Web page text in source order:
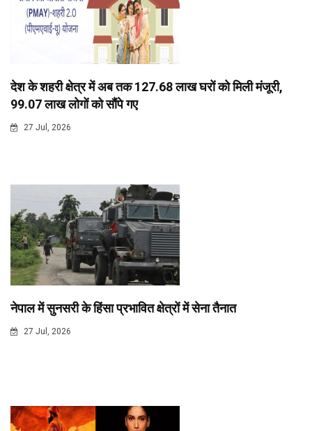
देश के शहरी क्षेत्र में अब तक 127.68 लाख घरों को मिली मंजूरी,
99.07 लाख लोगों को सौंपे गए
27 Jul, 2026
नेपाल में सुनसरी के हिंसा प्रभावित क्षेत्रों में सेना तैनात
27 Jul, 2026